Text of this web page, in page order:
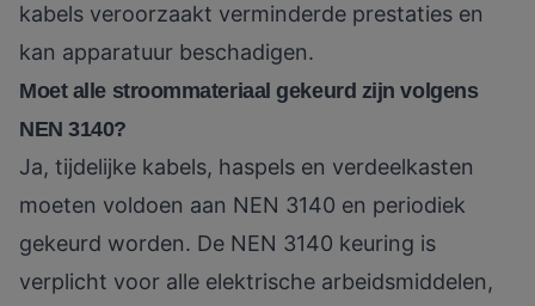
kabels veroorzaakt verminderde prestaties en
kan apparatuur beschadigen.
Moet alle stroommateriaal gekeurd zijn volgens
NEN 3140?
Ja, tijdelijke kabels, haspels en verdeelkasten
moeten voldoen aan NEN 3140 en periodiek
gekeurd worden. De NEN 3140 keuring is
verplicht voor alle elektrische arbeidsmiddelen,